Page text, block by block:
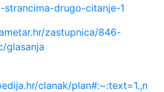
drugo-citanje-1
zastupnica/846-
glasanja
clanak/plan#:~:text=1.,n